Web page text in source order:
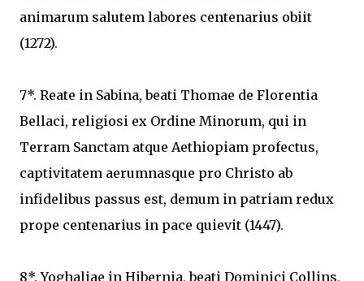
animarum salutem labores centenarius obiit
(1272).
7*. Reate in Sabina, beati Thomae de Florentia
Bellaci, religiosi ex Ordine Minorum, qui in
Terram Sanctam atque Aethiopiam profectus,
captivitatem aerumnasque pro Christo ab
infidelibus passus est, demum in patriam redux
prope centenarius in pace quievit (1447).
8*. Yoghaliae in Hibernia, beati Dominici Collins,